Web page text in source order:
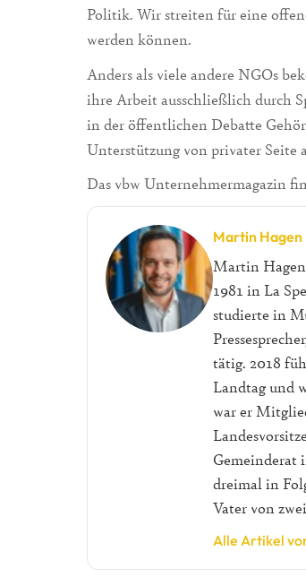
Politik. Wir streiten für eine
werden können.
Anders als viele andere NGOs
ihre Arbeit ausschließlich durch
in der öffentlichen Debatte
Unterstützung von privater Seite
Das vbw Unternehmermagazin
Martin Hagen
Martin
1981 in La
studierte in
tätig. 2018
Landtag und
war er
Gemeinderat
dreimal in
Vater von
Alle Artikel